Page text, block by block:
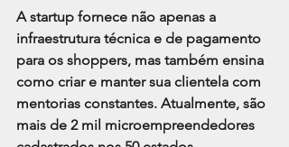
A startup fornece não apenas a
infraestrutura técnica e de pagamento
para os shoppers, mas também ensina
como criar e manter sua clientela com
mentorias constantes. Atualmente, são
mais de 2 mil microempreendedores